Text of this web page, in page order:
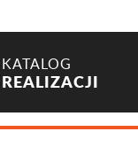
KATALOG
REALIZACJI